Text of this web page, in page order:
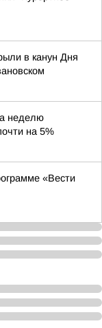
в канун Дня
неделю
на 5%
«Вести